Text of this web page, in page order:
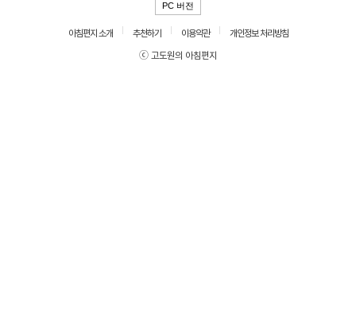
PC 버전
아침편지 소개 추천하기 이용약관
개인정보 처리방침
ⓒ 고도원의 아침편지